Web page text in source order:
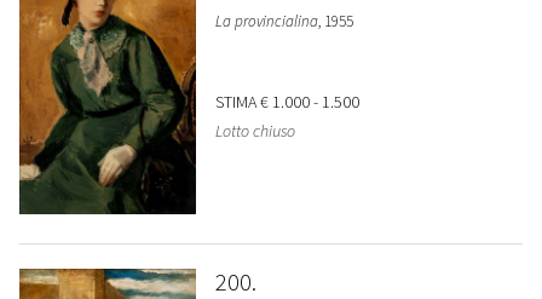
La provincialina, 1955
STIMA€ 1.000 - 1.500
Lotto chiuso
200